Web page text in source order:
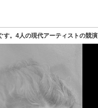
す。4人の現代アーティストの競演